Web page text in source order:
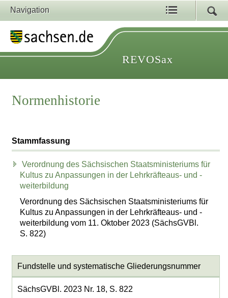
Navigation
REVOSax
Normenhistorie
Stammfassung
Verordnung des Sächsischen Staatsministeriums für
Kultus zu Anpassungen in der Lehrkräfteaus- und -
weiterbildung
Verordnung des Sächsischen Staatsministeriums für
Kultus zu Anpassungen in der Lehrkräfteaus- und -
weiterbildung vom 11. Oktober 2023 (SächsGVBl.
S. 822)
Fundstelle und systematische Gliederungsnummer
SächsGVBl. 2023 Nr. 18, S. 822